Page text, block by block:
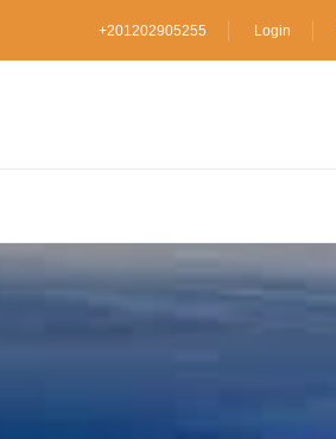
+201202905255 Login